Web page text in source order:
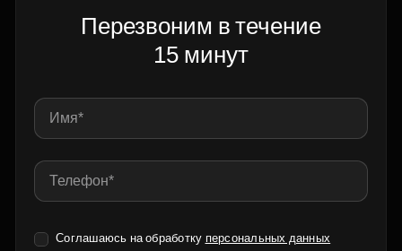
Перезвоним в течение
15 минут
Соглашаюсь на обработку персональных данных